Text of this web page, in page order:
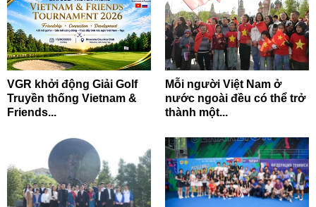
VGR khởi động Giải Golf
Truyền thống Vietnam &
Friends...
Mỗi người Việt Nam ở
nước ngoài đều có thể trở
thành một...